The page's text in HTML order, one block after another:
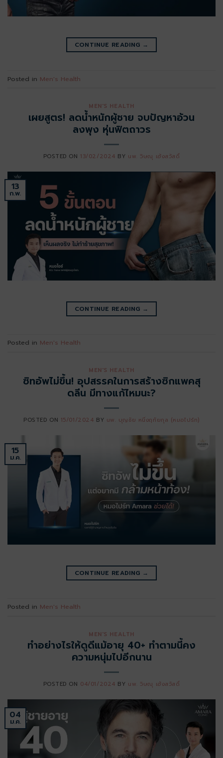
CONTINUE READING →
Posted in Men's Health
MEN'S HEALTH
เผยสูตร! ลดน้ำหนักผู้ชาย จบปัญหาอ้วน
ลงพุง หุ่นฟิตถาวร
POSTED ON 13/02/2024 BY นพ. วิษณุ เฮ้งสวัสดิ์
13
ก.พ.
CONTINUE READING →
Posted in Men's Health
MEN'S HEALTH
ซิทอัพไม่ขึ้น! อุปสรรคในการสร้างซิกแพคสุ
ดลีน มีทางแก้ไหมนะ?
POSTED ON 15/01/2024 BY นพ. บุญชัย หนึ่งฤทัยกุล (หมอไปร์ท)
15
ม.ค.
CONTINUE READING →
Posted in Men's Health
MEN'S HEALTH
ทำอย่างไรให้ดูดีแม้อายุ 40+ ทำตามนี้คง
ความหนุ่มไปอีกนาน
POSTED ON 04/01/2024 BY นพ. วิษณุ เฮ้งสวัสดิ์
04
ม.ค.